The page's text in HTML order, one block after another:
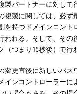
製パートナーに対して
複製に関しては、必ず
を持つドメインコント
われる。そして、その
（つまり15秒後）で行
変更直後に新しいパス
インコントローラーに